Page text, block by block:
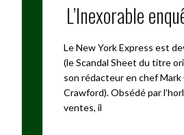
L’Inexorable
Le New York Express est
(le Scandal Sheet du titre
son rédacteur en chef Mark
Crawford). Obsédé par
ventes, il